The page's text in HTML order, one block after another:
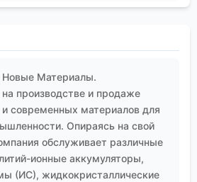
Материалы.
производстве и продаже
современных материалов для
Опираясь на свой
обслуживает различные
ионные аккумуляторы,
(ИС), жидкокристаллические